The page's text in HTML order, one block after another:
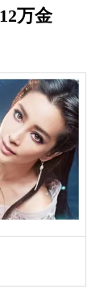
万金